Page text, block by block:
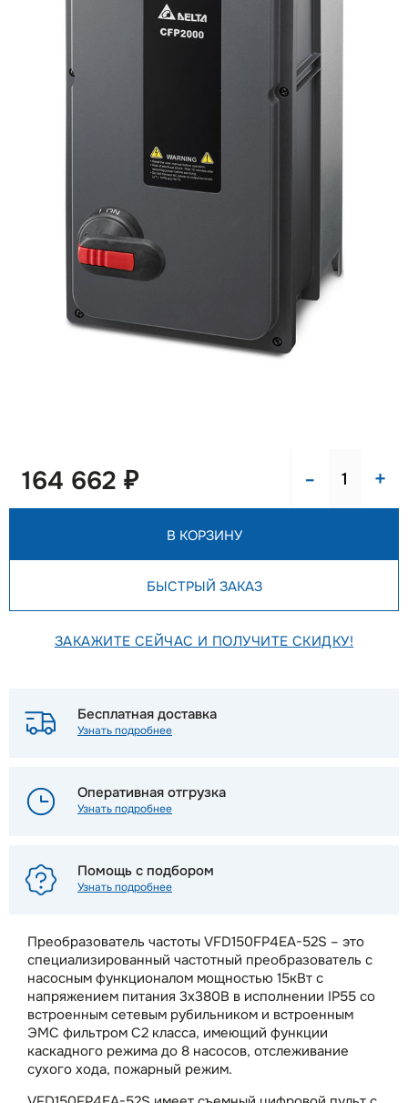
Преобразователь частоты VFD150FP4EA-52S – это
специализированный частотный преобразователь с
насосным функционалом мощностью 15кВт с
напряжением питания 3х380В в исполнении IP55 со
встроенным сетевым рубильником и встроенным
ЭМС фильтром С2 класса, имеющий функции
каскадного режима до 8 насосов, отслеживание
сухого хода, пожарный режим.
164 662 ₽ - +
В КОРЗИНУ
БЫСТРЫЙ ЗАКАЗ
ЗАКАЖИТЕ СЕЙЧАС И ПОЛУЧИТЕ СКИДКУ!
Бесплатная доставка
Узнать подробнее
Оперативная отгрузка
Узнать подробнее
Помощь с подбором
Узнать подробнее